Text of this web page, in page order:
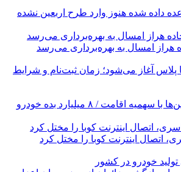
وعده داده شده هنوز وارد طرح اربعین نشده
هراز امسال به بهره‌برداری می‌رسد
آغاز می‌شود؛ زمان ثبت‌نام و شرایط
کاسبی خارج‌نشین‌ها با سهمیه اقامت / ۸ میلیارد بده خودرو
اتصال اینترنت کوبا را مختل کرد